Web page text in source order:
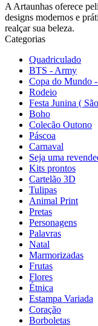
A Artaunhas oferece
designs modernos e
realçar sua beleza.
Categorias
Quadriculado
BTS - Army
Copa do Mundo
Rodeio
Festa Junina (
Boho
Colecão Outono
Páscoa
Carnaval
Seja uma
Kits prontos
Cartelão 3D
Tulipas
Animal Print
Pretas
Personagens
Palavras
Natal
Marmorizadas
Frutas
Flores
Étnica
Estampa Variada
Coração
Borboletas